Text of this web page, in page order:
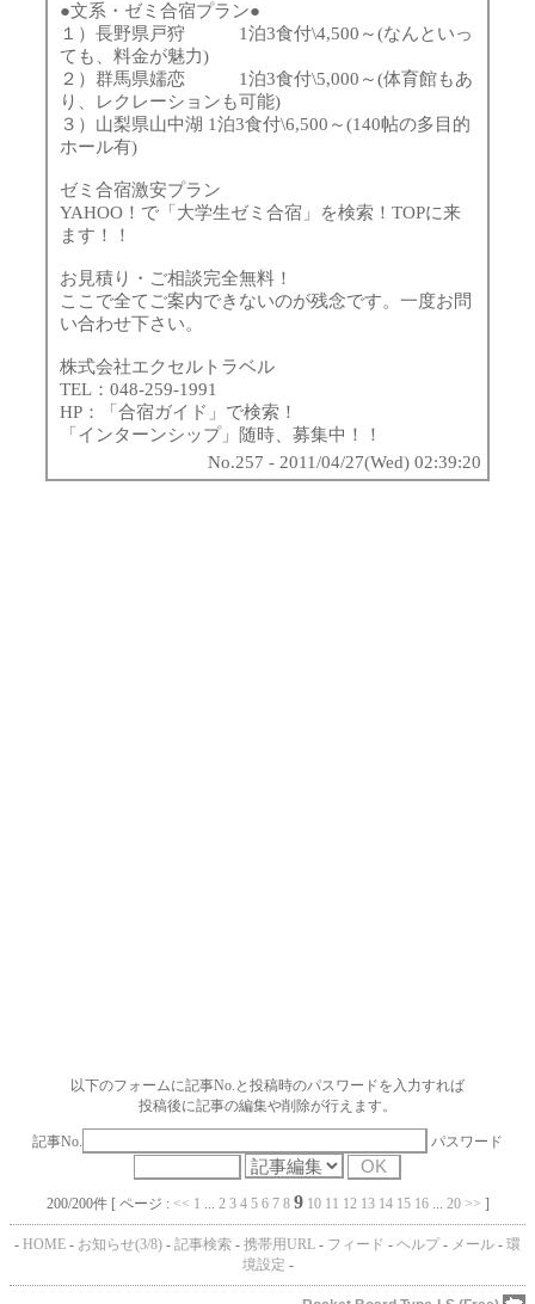
●文系・ゼミ合宿プラン●
１）長野県戸狩 1泊3食付\4,500～(なんといっ
ても、料金が魅力)
２）群馬県嬬恋 1泊3食付\5,000～(体育館もあ
り、レクレーションも可能)
３）山梨県山中湖 1泊3食付\6,500～(140帖の多目的
ホール有)
ゼミ合宿激安プラン
YAHOO！で「大学生ゼミ合宿」を検索！TOPに来
ます！！
お見積り・ご相談完全無料！
ここで全てご案内できないのが残念です。一度お問
い合わせ下さい。
株式会社エクセルトラベル
TEL：048-259-1991
HP：「合宿ガイド」で検索！
「インターンシップ」随時、募集中！！
No.257 - 2011/04/27(Wed) 02:39:20
以下のフォームに記事No.と投稿時のパスワードを入力すれば
投稿後に記事の編集や削除が行えます。
記事No. パスワード
200/200件 [ ページ : << 1 ... 2 3 4 5 6 7 8 9 10 11 12 13 14 15 16... 20 >> ]
- HOME - お知らせ(3/8) - 記事検索 - 携帯用URL - フィード - ヘルプ - メール - 環
境設定 -